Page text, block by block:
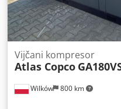
Wilków 800 km
Vijčani kompresor
Atlas Copco